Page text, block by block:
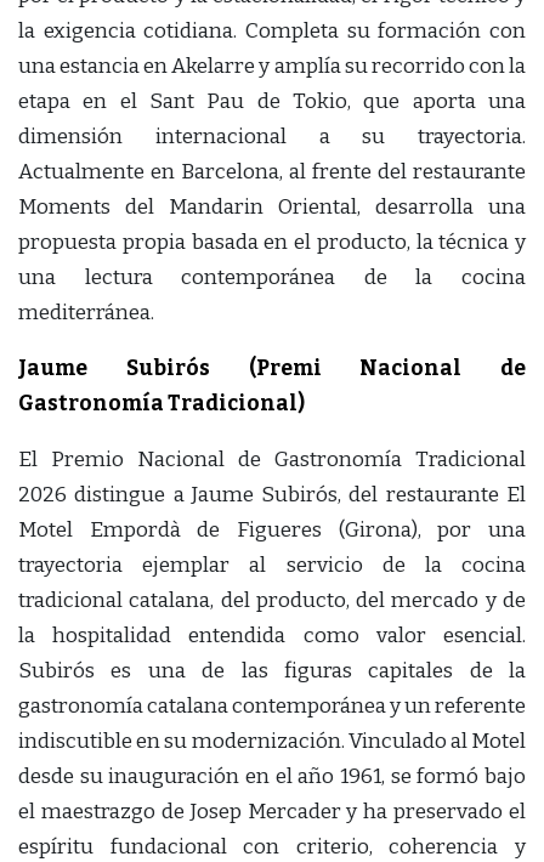
la exigencia cotidiana. Completa su formación con
una estancia en Akelarre y amplía su recorrido con la
etapa en el Sant Pau de Tokio, que aporta una
dimensión internacional a su trayectoria.
Actualmente en Barcelona, al frente del restaurante
Moments del Mandarin Oriental, desarrolla una
propuesta propia basada en el producto, la técnica y
una lectura contemporánea de la cocina
mediterránea.
Jaume Subirós (Premi Nacional de
Gastronomía Tradicional)
El Premio Nacional de Gastronomía Tradicional
2026 distingue a Jaume Subirós, del restaurante El
Motel Empordà de Figueres (Girona), por una
trayectoria ejemplar al servicio de la cocina
tradicional catalana, del producto, del mercado y de
la hospitalidad entendida como valor esencial.
Subirós es una de las figuras capitales de la
gastronomía catalana contemporánea y un referente
indiscutible en su modernización. Vinculado al Motel
desde su inauguración en el año 1961, se formó bajo
el maestrazgo de Josep Mercader y ha preservado el
espíritu fundacional con criterio, coherencia y